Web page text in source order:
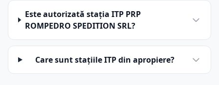
Este autorizată stația ITP PRP
ROMPEDRO SPEDITION SRL?
Care sunt stațiile ITP din apropiere?